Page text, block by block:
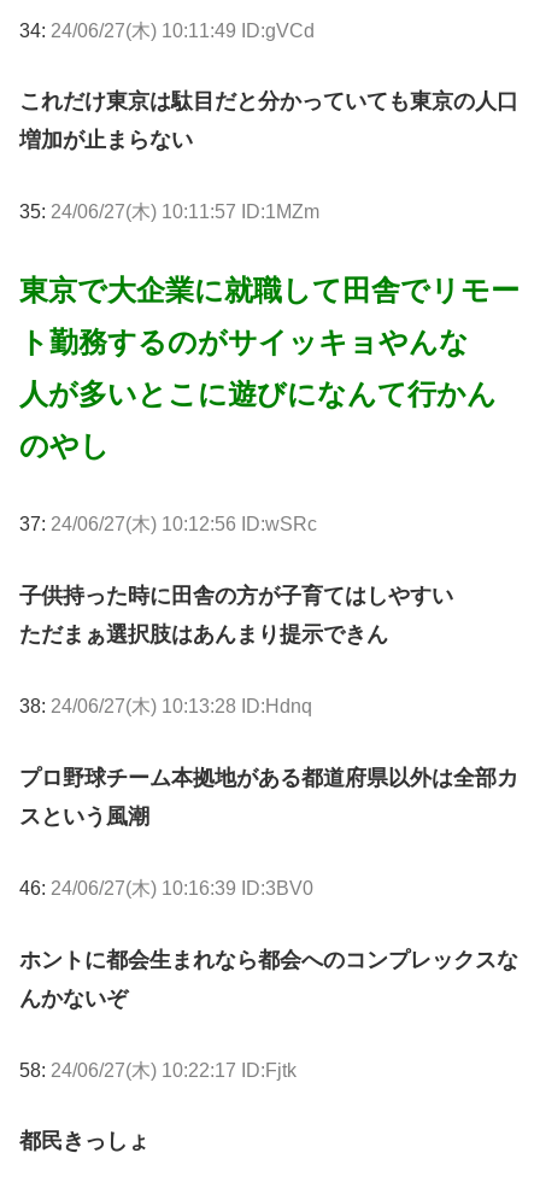
34: 24/06/27(木) 10:11:49 ID:gVCd
これだけ東京は駄目だと分かっていても東京の人口
増加が止まらない
35: 24/06/27(木) 10:11:57 ID:1MZm
東京で大企業に就職して田舎でリモー
ト勤務するのがサイッキョやんな
人が多いとこに遊びになんて行かん
のやし
37: 24/06/27(木) 10:12:56 ID:wSRc
子供持った時に田舎の方が子育てはしやすい
ただまぁ選択肢はあんまり提示できん
38: 24/06/27(木) 10:13:28 ID:Hdnq
プロ野球チーム本拠地がある都道府県以外は全部カ
スという風潮
46: 24/06/27(木) 10:16:39 ID:3BV0
ホントに都会生まれなら都会へのコンプレックスな
んかないぞ
58: 24/06/27(木) 10:22:17 ID:Fjtk
都民きっしょ